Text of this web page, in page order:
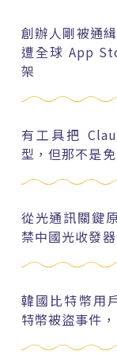
創辦人剛被通
遭全球 App
架
有工具把
型，但那不是
從光通訊關鍵
禁中國光收發
韓國比特幣用
特幣被盜事件